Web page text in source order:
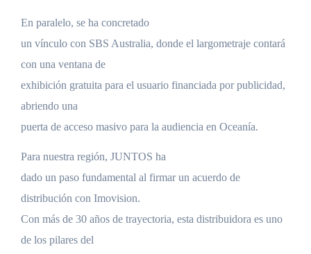
En paralelo, se ha concretado
un vínculo con SBS Australia, donde el largometraje contará
con una ventana de
exhibición gratuita para el usuario financiada por publicidad,
abriendo una
puerta de acceso masivo para la audiencia en Oceanía.
Para nuestra región, JUNTOS ha
dado un paso fundamental al firmar un acuerdo de
distribución con Imovision.
Con más de 30 años de trayectoria, esta distribuidora es uno
de los pilares del